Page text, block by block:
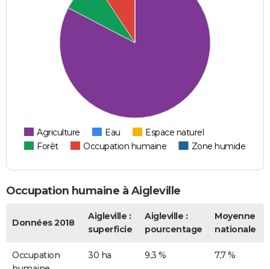
Agriculture Eau
Espace naturel
Forêt
Occupation humaine Zone humide
Occupation humaine à Aigleville
Données 2018
Aigleville :
superficie
Aigleville :
pourcentage
Moyenne
nationale
Occupation
30 ha 9,3 % 7,7 %